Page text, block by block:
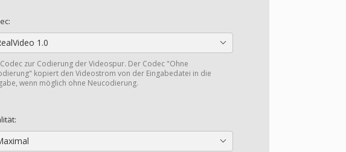
1.0
zur Codierung der Videospur. Der Codec "Ohne
kopiert den Videostrom von der Eingabedatei in die
wenn möglich ohne Neucodierung.